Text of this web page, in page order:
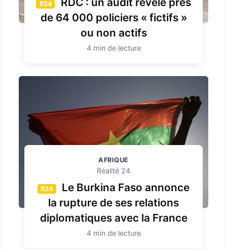
R24
de 64 000 policiers « fictifs »
ou non actifs
4 min de lecture
AFRIQUE
Réalité 24
R24
Le Burkina Faso annonce
la rupture de ses relations
diplomatiques avec la France
4 min de lecture